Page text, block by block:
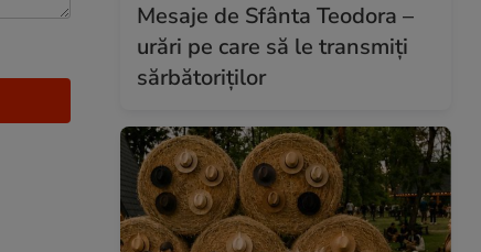
Mesaje de Sfânta Teodora –
urări pe care să le transmiți
sărbătoriților